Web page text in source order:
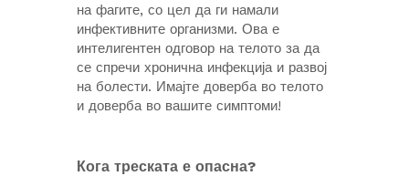
на фагите, со цел да ги намали
инфективните организми. Ова е
интелигентен одговор на телото за да
се спречи хронична инфекција и развој
на болести. Имајте доверба во телото
и доверба во вашите симптоми!
Кога треската е опасна?